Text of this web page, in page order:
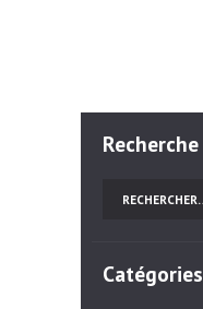
Recherche
Catégories